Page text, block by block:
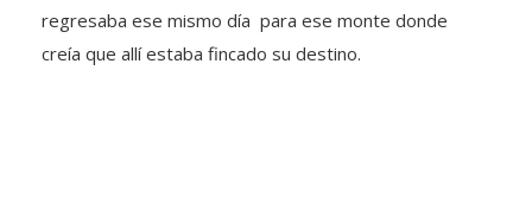
regresaba ese mismo día para ese monte donde
creía que allí estaba fincado su destino.